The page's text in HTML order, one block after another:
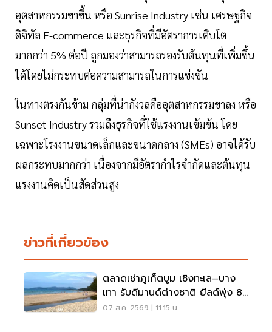
อุตสาหกรรมขาขึ้น หรือ Sunrise Industry เช่น เศรษฐกิจ
ดิจิทัล E-commerce และธุรกิจที่มีอัตราการเติบโต
มากกว่า 5% ต่อปี ถูกมองว่าสามารถรองรับต้นทุนที่เพิ่มขึ้น
ได้โดยไม่กระทบต่อความสามารถในการแข่งขัน
ในทางตรงกันข้าม กลุ่มที่น่ากังวลคืออุตสาหกรรมขาลง หรือ
Sunset Industry รวมถึงธุรกิจที่ใช้แรงงานเข้มข้น โดย
เฉพาะโรงงานขนาดเล็กและขนาดกลาง (SMEs) อาจได้รับ
ผลกระทบมากกว่า เนื่องจากมีอัตรากำไรจำกัดและต้นทุน
แรงงานคิดเป็นสัดส่วนสูง
ข่าวที่เกี่ยวข้อง
ตลาดเช่าภูเก็ตบูม เชิงทะเล–บาง
เทา รับดีมานด์ต่างชาติ ยีลด์พุ่ง 8-
12%
07 ส.ค. 2569 | 11:15 น.